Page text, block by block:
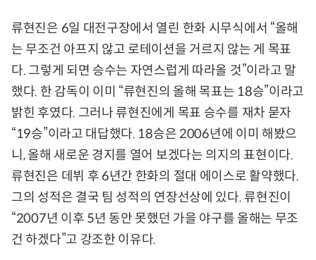
류현진은 6일 대전구장에서 열린 한화 시무식에서 “올해
는 무조건 아프지 않고 로테이션을 거르지 않는 게 목표
다. 그렇게 되면 승수는 자연스럽게 따라올 것”이라고 말
했다. 한 감독이 이미 “류현진의 올해 목표는 18승”이라고
밝힌 후였다. 그러나 류현진에게 목표 승수를 재차 묻자
“19승”이라고 대답했다. 18승은 2006년에 이미 해봤으
니, 올해 새로운 경지를 열어 보겠다는 의지의 표현이다.
류현진은 데뷔 후 6년간 한화의 절대 에이스로 활약했다.
그의 성적은 결국 팀 성적의 연장선상에 있다. 류현진이
“2007년 이후 5년 동안 못했던 가을 야구를 올해는 무조
건 하겠다”고 강조한 이유다.